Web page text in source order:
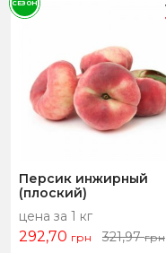
Персик инжирный
(плоский)
цена за 1 кг
292,70 грн 321,97грн
СЕЗОН